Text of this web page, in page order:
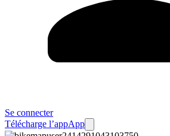
Se connecter
Télécharge l’appApp